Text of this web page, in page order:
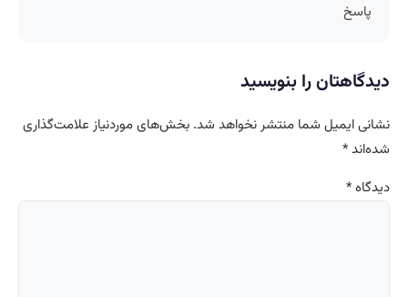
پاسخ
دیدگاهتان را بنویسید
نشانی ایمیل شما منتشر نخواهد شد. بخش‌های موردنیاز علامت‌گذاری
شده‌اند*
دیدگاه*